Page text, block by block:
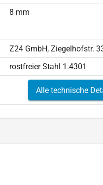
8 mm
Z24 GmbH, Ziegelhofstr.
rostfreier Stahl 1.4301
Alle technische